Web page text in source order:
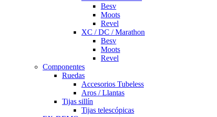
Besv
Moots
Revel
XC / DC / Marathon
Besv
Moots
Revel
Componentes
Ruedas
Accesorios Tubeless
Aros / Llantas
Tijas sillín
Tijas telescópicas